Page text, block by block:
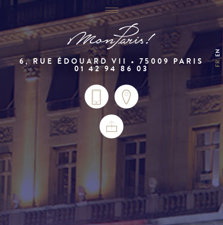
FR
EN
6, RUE ÉDOUARD VII • 75009 PARIS
01 42 94 86 03